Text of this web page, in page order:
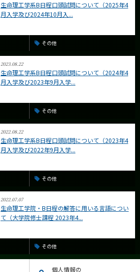
生命理工学系B日程口頭試問について（2025年4
月入学及び2024年10月入...
その他
2023.08.22
生命理工学系B日程口頭試問について（2024年4
月入学及び2023年9月入学...
その他
2022.08.22
生命理工学系B日程口頭試問について（2023年4
月入学及び2022年9月入学...
その他
2022.07.07
生命理工学院・B日程の解答に用いる言語につい
て（大学院修士課程 2023年4...
その他
個人情報の